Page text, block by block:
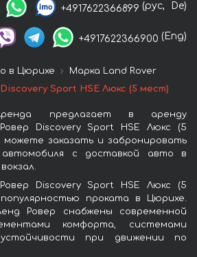
+4917622366899 (рус, De)
+4917622366900 (Eng)
в Цюрихе
Марка Land Rover
Sport HSE Люкс (5 мест)
предлагает в аренду
Discovery Sport HSE Люкс (5
заказать и забронировать
с доставкой авто в
Discovery Sport HSE Люкс (5
проката в Цюрихе.
Ровер снабжены современной
комфорта, системами
при движении по